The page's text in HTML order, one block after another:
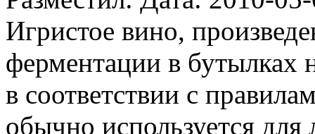
Игристое вино,
ферментации в бутылках
в соответствии с
обычно используется